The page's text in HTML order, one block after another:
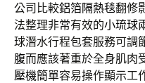
公司比較鋁箔隔熱毯翻修
法整理非常有效的小琉球
球潛水行程包套服務可調
腹而應該著重於全身肌肉
壓機簡單容易操作顯示工